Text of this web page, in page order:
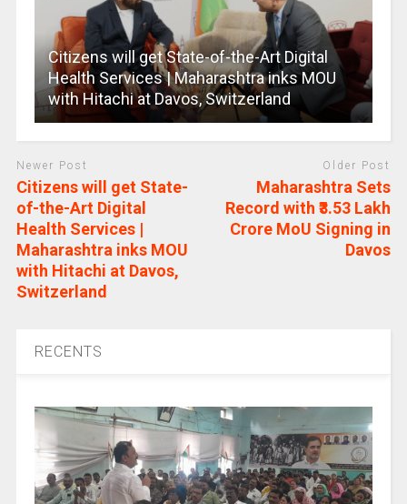
Citizens will get State-of-the-Art Digital
Health Services | Maharashtra inks MOU
with Hitachi at Davos, Switzerland
Newer Post
Citizens will get State-
of-the-Art Digital
Health Services |
Maharashtra inks MOU
with Hitachi at Davos,
Switzerland
Older Post
Maharashtra Sets
Record with ₹3.53 Lakh
Crore MoU Signing in
Davos
RECENTS